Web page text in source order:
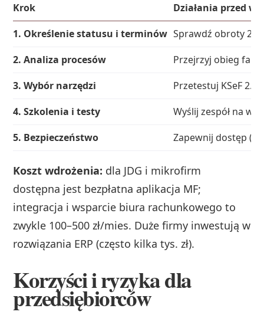
Krok
Działania przed
1. Określenie statusu i terminów Sprawdź obroty
2. Analiza procesów
Przejrzyj obieg
3. Wybór narzędzi
Przetestuj KSeF
4. Szkolenia i testy
Wyślij zespół na
5. Bezpieczeństwo
Zapewnij dostęp
Koszt wdrożenia: dla JDG i mikrofirm
dostępna jest bezpłatna aplikacja MF;
integracja i wsparcie biura rachunkowego to
zwykle 100–500 zł/mies. Duże firmy inwestują w
rozwiązania ERP (często kilka tys. zł).
Korzyści i ryzyka dla
przedsiębiorców